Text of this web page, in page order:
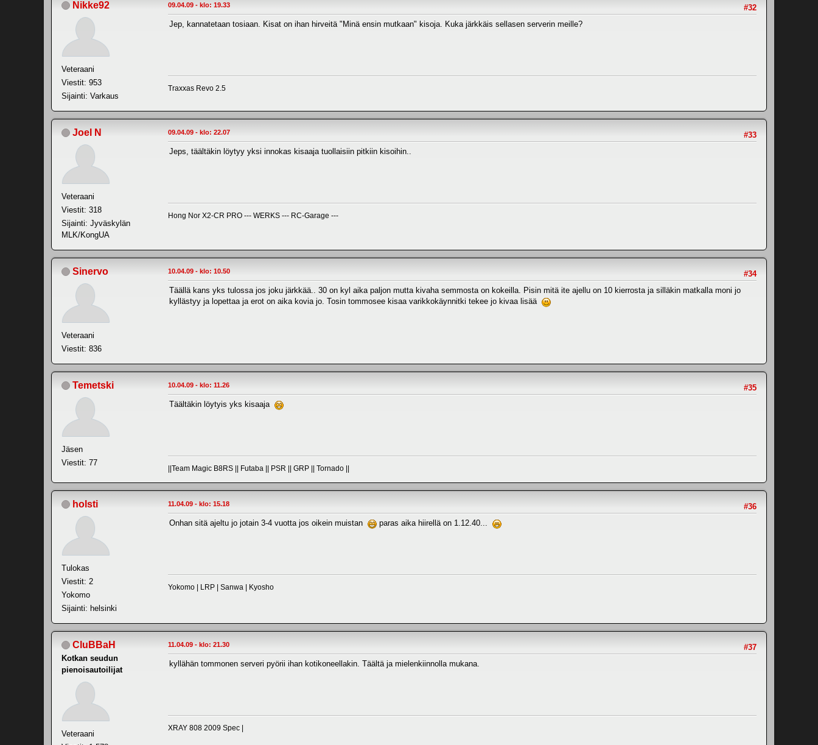
Nikke92
Veteraani
Viestit: 953
Sijainti: Varkaus
#32
09.04.09 - klo: 19.33
Jep, kannatetaan tosiaan. Kisat on ihan hirveitä "Minä ensin mutkaan" kisoja. Kuka järkkäis sellasen serverin meille?
Traxxas Revo 2.5
Joel N
Veteraani
Viestit: 318
Sijainti: Jyväskylän
MLK/KongUA
#33
09.04.09 - klo: 22.07
Jeps, täältäkin löytyy yksi innokas kisaaja tuollaisiin pitkiin kisoihin..
Hong Nor X2-CR PRO --- WERKS --- RC-Garage ---
Sinervo
Veteraani
Viestit: 836
#34
10.04.09 - klo: 10.50
Täällä kans yks tulossa jos joku järkkää.. 30 on kyl aika paljon mutta kivaha semmosta on kokeilla. Pisin mitä ite ajellu on 10 kierrosta ja silläkin matkalla moni jo
kyllästyy ja lopettaa ja erot on aika kovia jo. Tosin tommosee kisaa varikkokäynnitki tekee jo kivaa lisää
Temetski
Jäsen
Viestit: 77
#35
10.04.09 - klo: 11.26
Täältäkin löytyis yks kisaaja
||Team Magic B8RS || Futaba || PSR || GRP || Tornado ||
holsti
Tulokas
Viestit: 2
Yokomo
Sijainti: helsinki
#36
11.04.09 - klo: 15.18
Onhan sitä ajeltu jo jotain 3-4 vuotta jos oikein muistan paras aika hiirellä on 1.12.40...
Yokomo | LRP | Sanwa | Kyosho
CluBBaH
Kotkan seudun
pienoisautoilijat
Veteraani
#37
11.04.09 - klo: 21.30
kyllähän tommonen serveri pyörii ihan kotikoneellakin. Täältä ja mielenkiinnolla mukana.
XRAY 808 2009 Spec |